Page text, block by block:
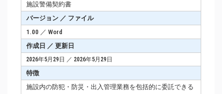
施設警備契約書
バージョン ／ ファイル
1.00 ／ Word
作成日 ／ 更新日
2026年5月29日 ／ 2026年5月29日
特徴
施設内の防犯・防災・出入管理業務を包括的に委託できる